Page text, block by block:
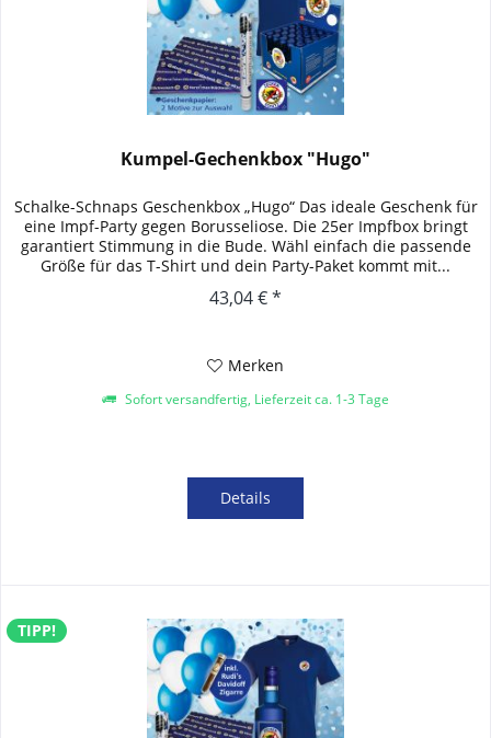
Kumpel-Gechenkbox "Hugo"
Schalke-Schnaps Geschenkbox „Hugo“ Das ideale Geschenk für
eine Impf-Party gegen Borusseliose. Die 25er Impfbox bringt
garantiert Stimmung in die Bude. Wähl einfach die passende
Größe für das T-Shirt und dein Party-Paket kommt mit...
43,04 € *
Merken
Sofort versandfertig, Lieferzeit ca. 1-3 Tage
Details
TIPP!